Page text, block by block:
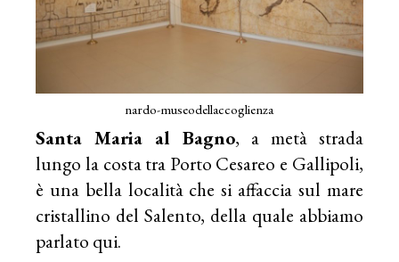
nardo-museodellaccoglienza
Santa Maria al Bagno, a metà strada
lungo la costa tra Porto Cesareo e Gallipoli,
è una bella località che si affaccia sul mare
cristallino del Salento, della quale abbiamo
parlato qui.